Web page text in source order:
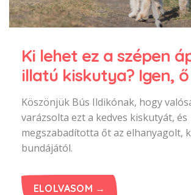
Ki lehet ez a szépen
illatú kiskutya? Igen, ő
Köszönjük Bús Ildikónak, hogy
varázsolta ezt a kedves kiskutyát, és
megszabadította őt az elhanyagolt,
bundájától.
ELOLVASOM →